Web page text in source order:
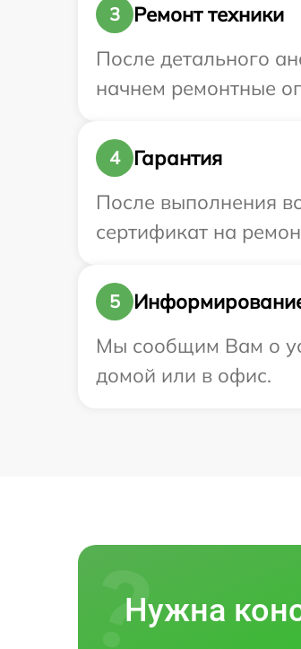
3
Ремонт техники
После детального
начнем ремонтные
4
Гарантия
После выполнения
сертификат на
5
Мы сообщим Вам о
домой или в офис.
Нужна